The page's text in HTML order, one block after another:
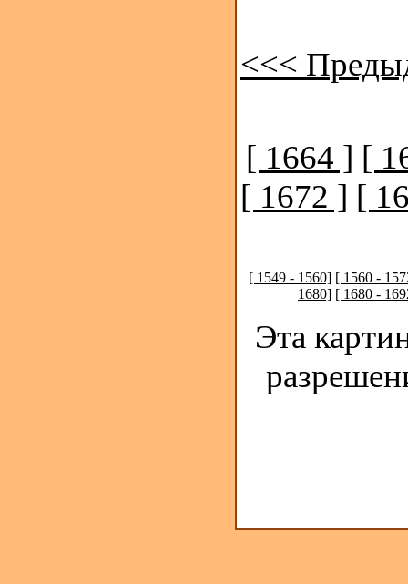
<<<
[ 1664 ] [
[ 1672 ] [
[ 1549 - 1560] [ 1560 -
1680] [ 1680 -
Эта